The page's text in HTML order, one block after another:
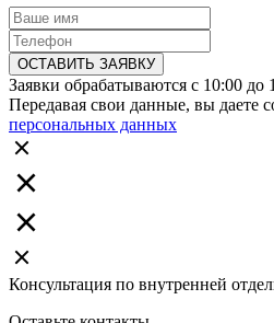
ОСТАВИТЬ ЗАЯВКУ
Заявки обрабатываются с 10:00 до
Передавая свои данные, вы даете
персональных данных
Консультация по внутренней